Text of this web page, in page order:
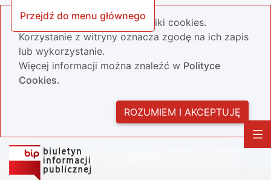
Przejdź do menu głównego
Nasza strona wykorzystuje pliki cookies.
Korzystanie z witryny oznacza zgodę na ich zapis
lub wykorzystanie.
Więcej informacji można znaleźć w Polityce
Cookies.
ROZUMIEM I AKCEPTUJĘ